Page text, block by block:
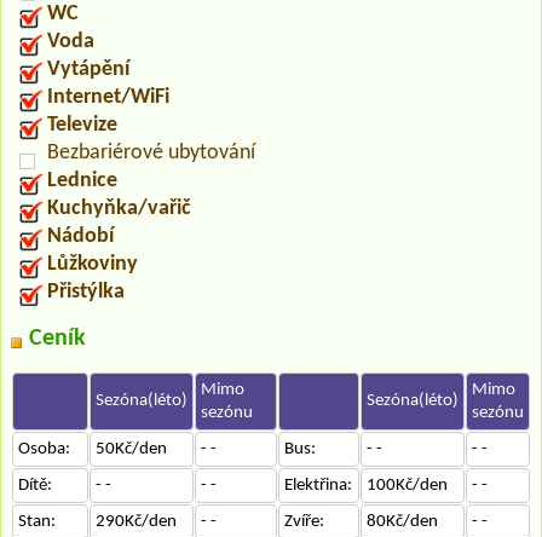
WC
Voda
Vytápění
Internet/WiFi
Televize
Bezbariérové ubytování
Lednice
Kuchyňka/vařič
Nádobí
Lůžkoviny
Přistýlka
Ceník
Sezóna(léto)
Mimo
sezónu
Sezóna(léto)
Mimo
sezónu
Osoba:
50Kč/den - - Bus: - -
- -
Dítě:
- - - - Elektřina: 100Kč/den
- -
Stan:
290Kč/den - - Zvíře: 80Kč/den
- -